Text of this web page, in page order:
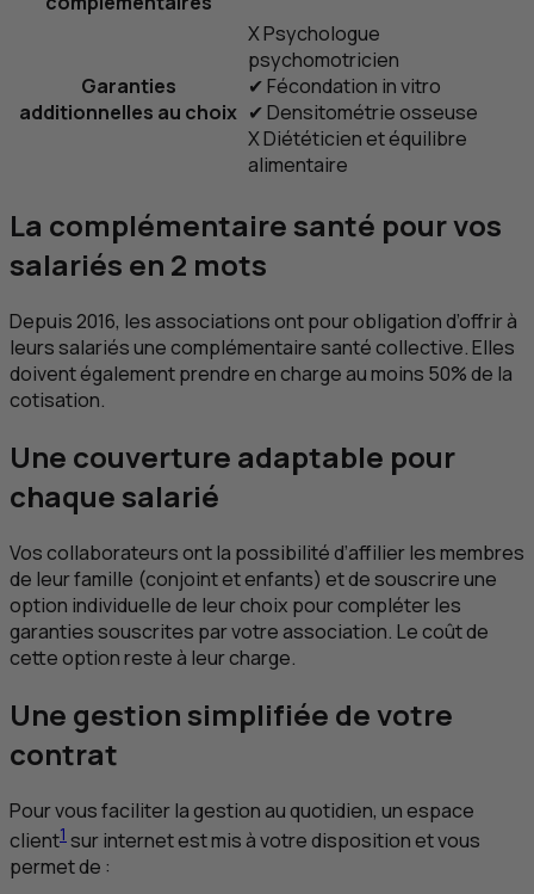
Garanties
additionnelles au choix
XPsychologue
psychomotricien
✔Fécondation in vitro
✔Densitométrie osseuse
XDiététicien et équilibre
alimentaire
La complémentaire santé pour vos
salariés en 2 mots
Depuis 2016, les associations ont pour obligation d’offrir à
leurs salariés une complémentaire santé collective. Elles
doivent également prendre en charge au moins 50% de la
cotisation.
Une couverture adaptable pour
chaque salarié
Vos collaborateurs ont la possibilité d’affilier les membres
de leur famille (conjoint et enfants) et de souscrire une
option individuelle de leur choix pour compléter les
garanties souscrites par votre association. Le coût de
cette option reste à leur charge.
Une gestion simplifiée de votre
contrat
Pour vous faciliter la gestion au quotidien, un espace
client1 sur internet est mis à votre disposition et vous
permet de :